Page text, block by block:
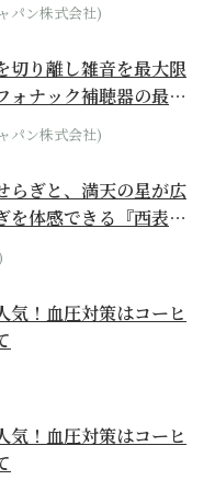
パン株式会社)
切り離し雑音を最大限
ォナック補聴器の最上
パン株式会社)
らぎと、満天の星が広
を体感できる『西表島
気！血圧対策はコーヒ
気！血圧対策はコーヒ